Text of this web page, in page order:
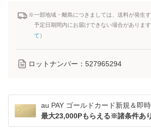
※一部地域・離島につきましては、送料が発生
予定日期間内にお届けできない場合がありま
て ）
ロットナンバー： 527965294
au PAY ゴールドカード新規＆即
最大23,000Pもらえる※諸条件あり